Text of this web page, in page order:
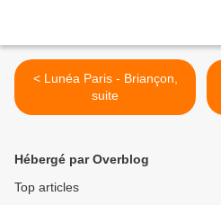
< Lunéa Paris - Briançon,
suite
Hébergé par Overblog
Top articles